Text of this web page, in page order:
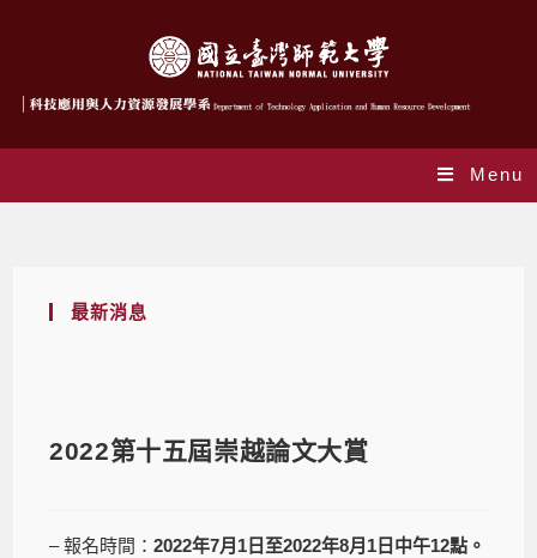
Menu
最新消息
2022第十五屆崇越論文大賞
– 報名時間：2022年7月1日至2022年8月1日中午12點。